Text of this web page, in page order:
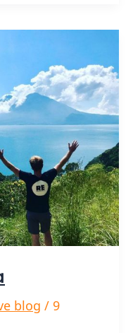
blog / 9